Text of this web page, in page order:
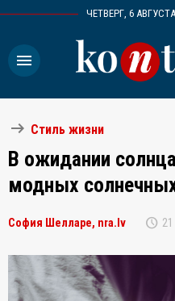
ЧЕТВЕРГ, 6 АВГУСТА
menu
arrow_right_alt Стиль жизни
В ожидании
модных
София Шелларе, nra.lv schedule